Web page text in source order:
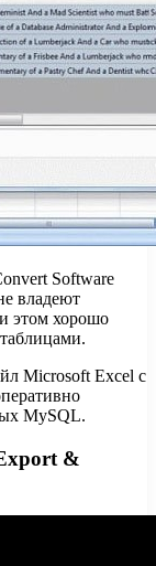
Software
владеют
этом хорошо
Microsoft Excel с
MySQL.
&